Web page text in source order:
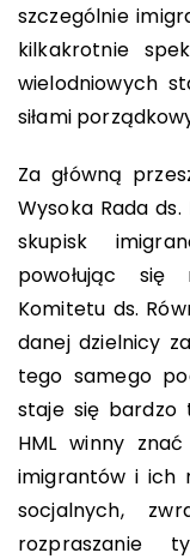
szczególnie
kilkakrotnie
wielodniowych
siłami
Za główną
Wysoka Rada
skupisk
powołując
Komitetu ds.
danej dzielnicy
tego samego
staje się bardzo
HML winny
imigrantów i ich
socjalnych,
rozpraszanie